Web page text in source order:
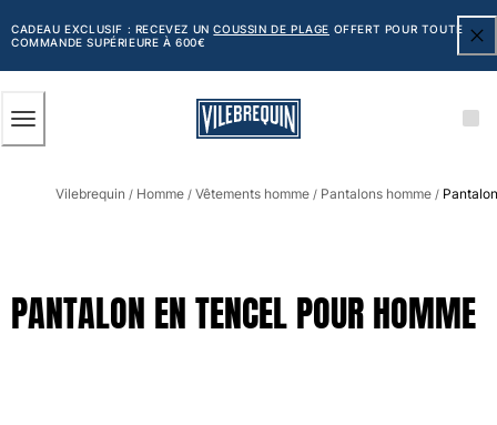
AU
CONTENU
PRINCIPAL
CADEAU EXCLUSIF : RECEVEZ UNCOUSSIN DE PLAGE OFFERT POUR TOUTE
COMMANDE SUPÉRIEURE À 600€
Tous les articles
Classique
Vilebrequin / Homme / Vêtements homme / Pantalons homme /
PANTALON EN TENCEL POUR HOMME